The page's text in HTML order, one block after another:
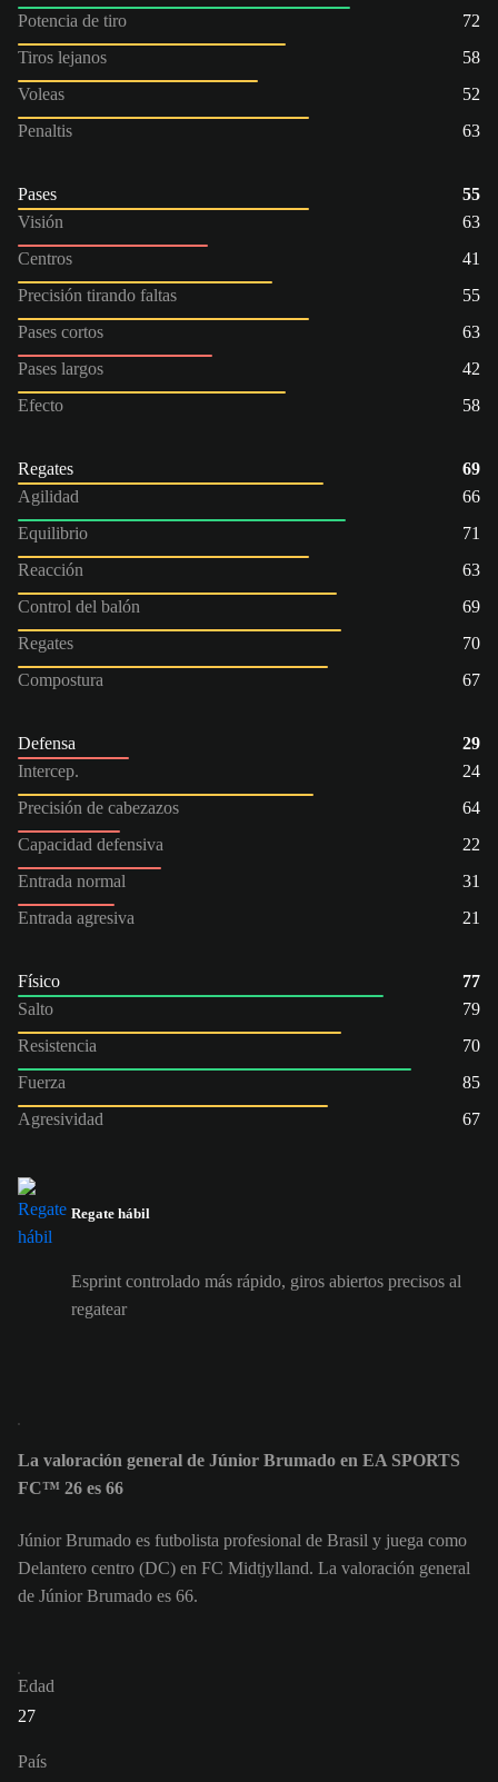
Potencia de tiro
72
Tiros lejanos
58
Voleas
52
Penaltis
63
Pases
55
Visión
63
Centros
41
Precisión tirando faltas
55
Pases cortos
63
Pases largos
42
Efecto
58
Regates
69
Agilidad
66
Equilibrio
71
Reacción
63
Control del balón
69
Regates
70
Compostura
67
Defensa
29
Intercep.
24
Precisión de cabezazos
64
Capacidad defensiva
22
Entrada normal
31
Entrada agresiva
21
Físico
77
Salto
79
Resistencia
70
Fuerza
85
Agresividad
67
Regate hábil
Esprint controlado más rápido, giros abiertos precisos al
regatear
La valoración general de Júnior Brumado en EA SPORTS
FC™ 26 es 66
Júnior Brumado es futbolista profesional de Brasil y juega como
Delantero centro (DC) en FC Midtjylland. La valoración general
de Júnior Brumado es 66.
Edad
27
País